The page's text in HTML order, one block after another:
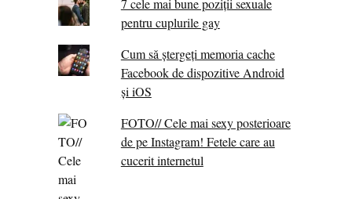
7 cele mai bune poziții sexuale
pentru cuplurile gay
Cum să ștergeți memoria cache
Facebook de dispozitive Android
și iOS
FOTO// Cele mai sexy posterioare
de pe Instagram! Fetele care au
cucerit internetul